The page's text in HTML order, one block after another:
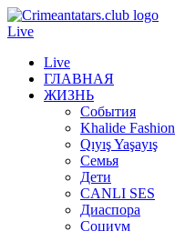
Live
Live
ГЛАВНАЯ
ЖИЗНЬ
События
Khalide Fashion
Qıyış Yaşayış
Семья
Дети
CANLI SES
Диаспора
Социум